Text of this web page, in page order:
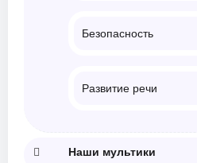
Безопасность
Развитие речи
Наши мультики